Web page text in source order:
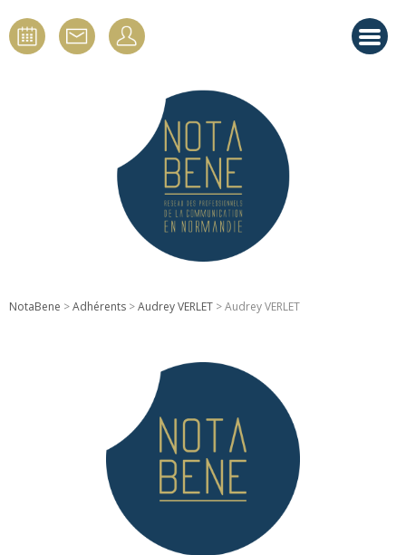
NotaBene >Adhérents >Audrey VERLET > Audrey VERLET